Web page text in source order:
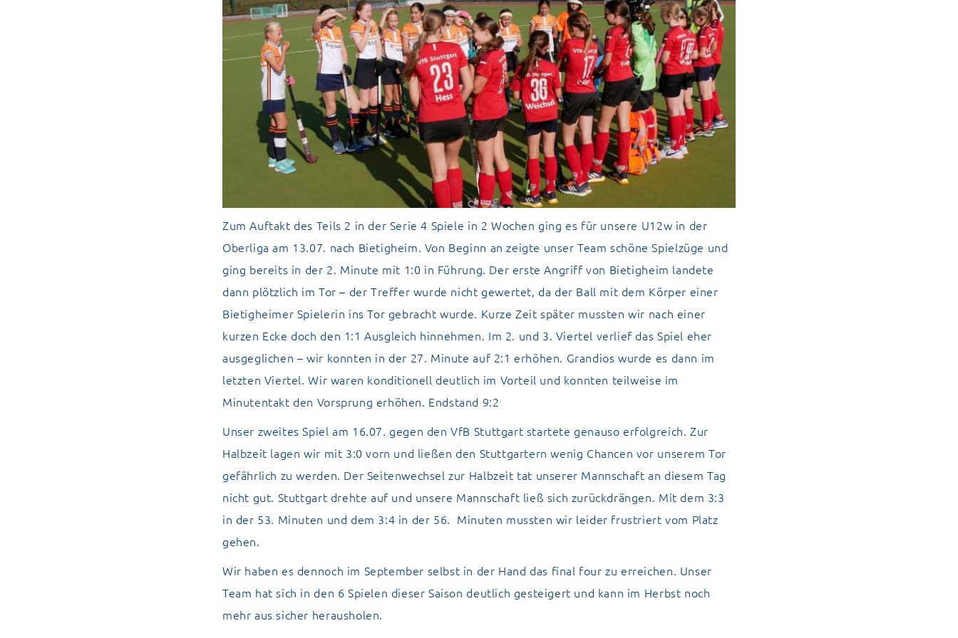
Zum Auftakt des Teils 2 in der Serie 4 Spiele in 2 Wochen ging es für unsere U12w in der
Oberliga am 13.07. nach Bietigheim. Von Beginn an zeigte unser Team schöne Spielzüge und
ging bereits in der 2. Minute mit 1:0 in Führung. Der erste Angriff von Bietigheim landete
dann plötzlich im Tor – der Treffer wurde nicht gewertet, da der Ball mit dem Körper einer
Bietigheimer Spielerin ins Tor gebracht wurde. Kurze Zeit später mussten wir nach einer
kurzen Ecke doch den 1:1 Ausgleich hinnehmen. Im 2. und 3. Viertel verlief das Spiel eher
ausgeglichen – wir konnten in der 27. Minute auf 2:1 erhöhen. Grandios wurde es dann im
letzten Viertel. Wir waren konditionell deutlich im Vorteil und konnten teilweise im
Minutentakt den Vorsprung erhöhen. Endstand 9:2
Unser zweites Spiel am 16.07. gegen den VfB Stuttgart startete genauso erfolgreich. Zur
Halbzeit lagen wir mit 3:0 vorn und ließen den Stuttgartern wenig Chancen vor unserem Tor
gefährlich zu werden. Der Seitenwechsel zur Halbzeit tat unserer Mannschaft an diesem Tag
nicht gut. Stuttgart drehte auf und unsere Mannschaft ließ sich zurückdrängen. Mit dem 3:3
in der 53. Minuten und dem 3:4 in der 56. Minuten mussten wir leider frustriert vom Platz
gehen.
Wir haben es dennoch im September selbst in der Hand das final four zu erreichen. Unser
Team hat sich in den 6 Spielen dieser Saison deutlich gesteigert und kann im Herbst noch
mehr aus sicher herausholen.